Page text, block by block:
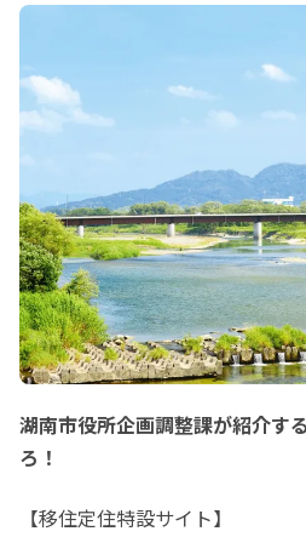
湖南市役所企画調整課が紹介す
ろ！
【移住定住特設サイト】